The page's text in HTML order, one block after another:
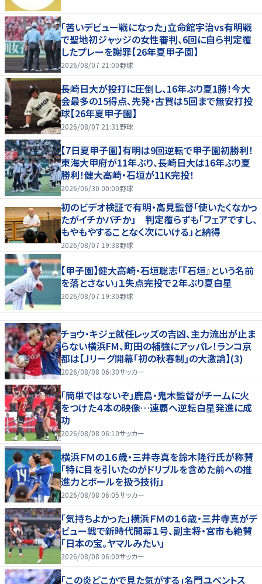
｢苦いデビュー戦になった｣立命館宇治vs有明戦
で聖地初ジャッジの女性審判、6回に自ら判定覆
したプレーを謝罪【26年夏甲子園】
2026/08/07 21:00野球
長崎日大が投打に圧倒し、16年ぶり夏1勝！今大
会最多の15得点、先発・古賀は5回まで無安打投
球【26年夏甲子園】
2026/08/07 21:31 野球
【7日夏甲子園】有明は9回逆転で甲子園初勝利！
東海大甲府が11年ぶり、長崎日大は16年ぶり夏
勝利！健大高崎・石垣が11K完投！
2026/06/30 00:00野球
初のビデオ検証で有明・高見監督「使いたくなかっ
たがイチかバチか」 判定覆らずも「フェアですし、
もやもやすることなく次にいける」と納得
2026/08/07 19:38野球
【甲子園】健大高崎・石垣聡志「『石垣』という名前
を落とさない」１失点完投で２年ぶり夏白星
2026/08/07 19:30野球
チョウ・キジェ就任レッズの吉凶、主力流出が止ま
らない横浜FM、町田の補強にアッパレ！ランコ京
都は【Jリーグ開幕｢初の秋春制｣の大激論】(3)
2026/08/08 06:30サッカー
「簡単ではないぞ」鹿島・鬼木監督がチームに火
をつけた４本の映像…連覇へ逆転白星発進に成
功
2026/08/08 06:10サッカー
横浜ＦＭの１６歳・三井寺真を鈴木隆行氏が称賛
「特に目を引いたのがドリブルを含めた前への推
進力とボールを扱う技術」
2026/08/08 06:05サッカー
「気持ちよかった」横浜ＦＭの１６歳・三井寺真がデ
ビュー戦で新時代開幕１号、副主将・宮市も絶賛
「日本の宝。ヤマルみたい」
2026/08/08 06:00サッカー
｢この炎どこかで見た気がする｣名門ユベントス